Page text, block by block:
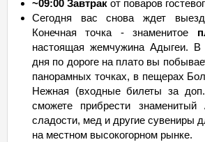
~09:00 Завтрак от поваров
Сегодня вас снова ждет
Конечная точка - знаменитое
настоящая жемчужина Адыгеи. В
дня по дороге на плато вы
панорамных точках, в пещерах
Нежная (входные билеты за
сможете прибрести знаменитый
сладости, мед и другие сувениры
на местном высокогорном рынке.